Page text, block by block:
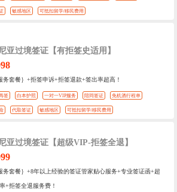
敏感地区 可抵扣留学/移民费用
亚过境签证【有拒签史适用】
务套餐｝+拒签申诉+拒签退款+签出率超高！
签 白本护照 一对一VIP服务 陪同签证 免机酒行程单
代取签证 敏感地区 可抵扣留学/移民费用
亚过境签证【超级VIP-拒签全退】
务套餐｝+8年以上经验的签证管家贴心服务+专业签证函+超
+拒签全退服务费！